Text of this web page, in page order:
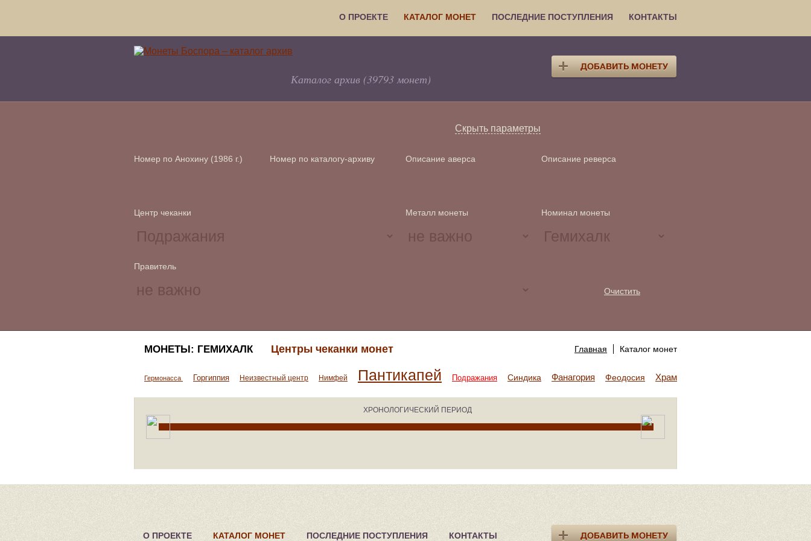
О ПРОЕКТЕ КАТАЛОГ МОНЕТ ПОСЛЕДНИЕ ПОСТУПЛЕНИЯ КОНТАКТЫ
Каталог архив (39793 монет)
Скрыть параметры
Номер по Анохину (1986 г.) Номер по каталогу-архиву Описание аверса Описание реверса
Центр чеканки Металл монеты Номинал монеты
Правитель
Очистить
Главная Каталог монет
МОНЕТЫ: ГЕМИХАЛК Центры чеканки монет
Гермонасса Горгиппия Неизвестный центр Нимфей Пантикапей Подражания Синдика Фанагория Феодосия Храм Аполлона
ХРОНОЛОГИЧЕСКИЙ ПЕРИОД
О ПРОЕКТЕ КАТАЛОГ МОНЕТ ПОСЛЕДНИЕ ПОСТУПЛЕНИЯ КОНТАКТЫ